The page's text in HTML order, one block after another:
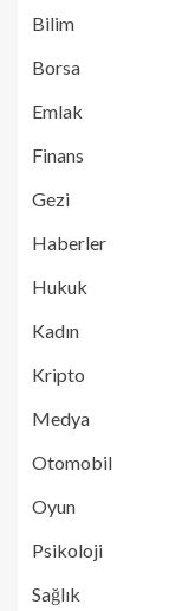
Bilim
Borsa
Emlak
Finans
Gezi
Haberler
Hukuk
Kadın
Kripto
Medya
Otomobil
Oyun
Psikoloji
Sağlık